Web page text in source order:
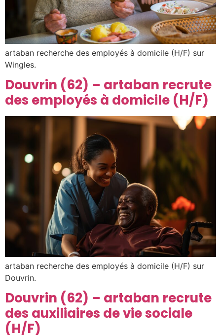
artaban recherche des employés à domicile (H/F) sur
Wingles.
Douvrin (62) – artaban recrute
des employés à domicile (H/F)
artaban recherche des employés à domicile (H/F) sur
Douvrin.
Douvrin (62) – artaban recrute
des auxiliaires de vie sociale
(H/F)